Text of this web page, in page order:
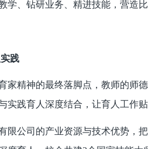
学、钻研业务、精进技能，营造
践
家精神的最终落脚点，教师的师
实践育人深度结合，让育人工作
限公司的产业资源与技术优势，